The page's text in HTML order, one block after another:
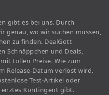
gibt es bei uns. Durch
genau, wo wir suchen müssen,
zu finden. DealGott
Schnäppchen und Deals,
tollen Preise. Wie zum
Release-Datum verlost wird.
Test-Artikel oder
Kontingent gibt.